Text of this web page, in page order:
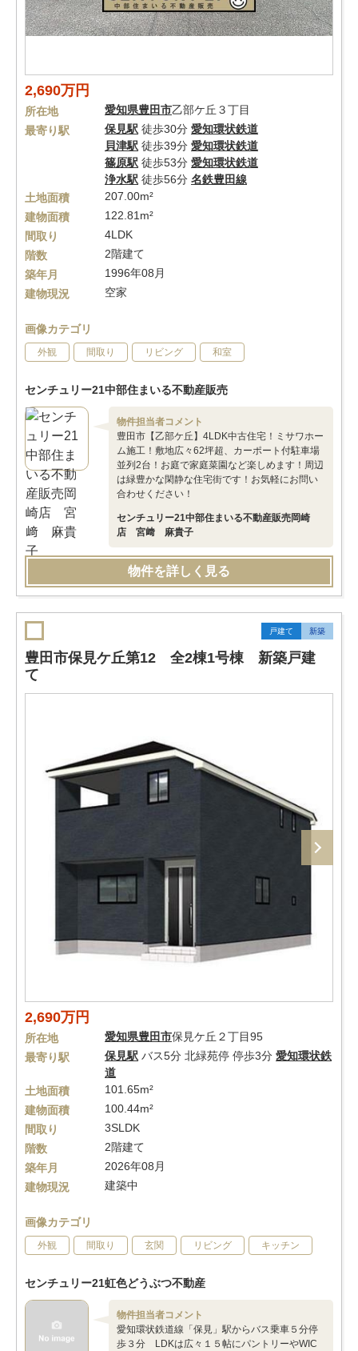
2,690万円
所在地 愛知県豊田市乙部ケ丘３丁目
最寄り駅
保見駅 徒歩30分 愛知環状鉄道
貝津駅 徒歩39分 愛知環状鉄道
篠原駅 徒歩53分 愛知環状鉄道
浄水駅 徒歩56分 名鉄豊田線
土地面積
207.00m²
建物面積
122.81m²
間取り
4LDK
階数
2階建て
築年月
1996年08月
建物現況
空家
画像カテゴリ
外観 間取り リビング 和室
センチュリー21中部住まいる不動産販売
物件担当者コメント
豊田市【乙部ケ丘】4LDK中古住宅！ミサワホー
ム施工！敷地広々62坪超、カーポート付駐車場
並列2台！お庭で家庭菜園など楽しめます！周辺
は緑豊かな閑静な住宅街です！お気軽にお問い
合わせください！
センチュリー21中部住まいる不動産販売岡崎
店 宮﨑 麻貴子
物件を詳しく見る
戸建て 新築
豊田市保見ケ丘第12 全2棟1号棟 新築戸建
て
2,690万円
所在地 愛知県豊田市保見ケ丘２丁目95
最寄り駅
保見駅 バス5分 北緑苑停 停歩3分 愛知環状鉄
道
土地面積
101.65m²
建物面積
100.44m²
間取り
3SLDK
階数
2階建て
築年月
2026年08月
建物現況
建築中
画像カテゴリ
外観 間取り 玄関 リビング キッチン
センチュリー21虹色どうぶつ不動産
物件担当者コメント
愛知環状鉄道線「保見」駅からバス乗車５分停
歩３分 LDKは広々１５帖にパントリーやWIC